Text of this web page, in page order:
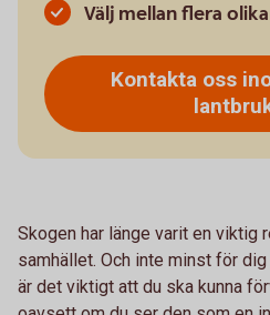
Välj mellan flera
Kontakta oss
Skogen har länge varit en viktig
samhället. Och inte minst för
är det viktigt att du ska kunna